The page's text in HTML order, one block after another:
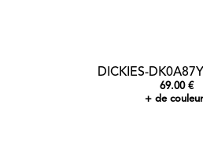
DICKIES-
69.00 €
+ de